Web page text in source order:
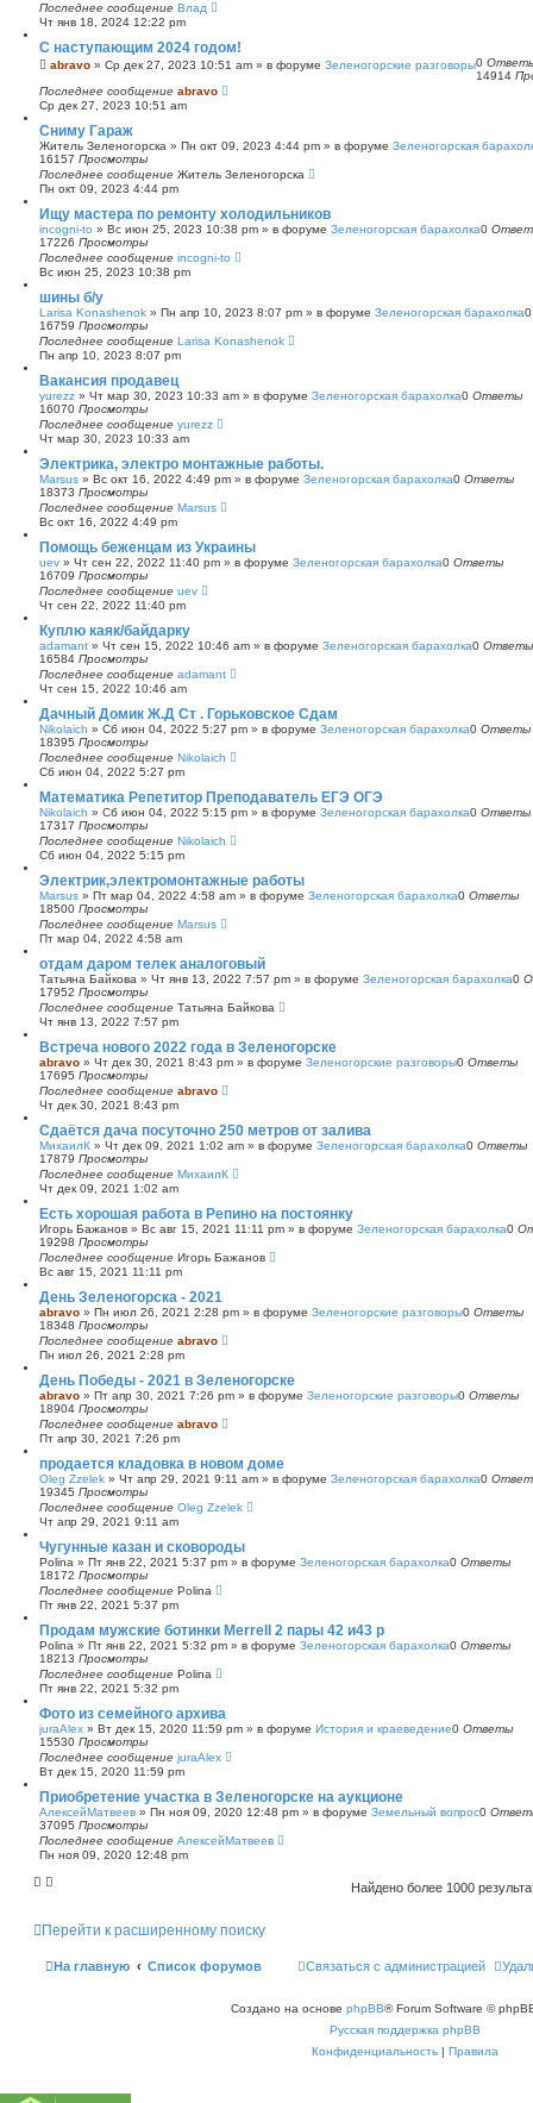
Последнее сообщение Влад
Чт янв 18, 2024 12:22 pm
С наступающим 2024 годом!
abravo » Ср дек 27, 2023 10:51 am » в форуме Зеленогорские разговоры0
14914
Последнее сообщение abravo
Ср дек 27, 2023 10:51 am
Сниму Гараж
Житель Зеленогорска » Пн окт 09, 2023 4:44 pm » в форуме Зеленогорская
16157 Просмотры
Последнее сообщение Житель Зеленогорска
Пн окт 09, 2023 4:44 pm
Ищу мастера по ремонту холодильников
incogni-to » Вс июн 25, 2023 10:38 pm » в форуме Зеленогорская барахолка0
17226 Просмотры
Последнее сообщение incogni-to
Вс июн 25, 2023 10:38 pm
шины б/у
Larisa Konashenok » Пн апр 10, 2023 8:07 pm » в форуме Зеленогорская барахолка
16759 Просмотры
Последнее сообщение Larisa Konashenok
Пн апр 10, 2023 8:07 pm
Вакансия продавец
yurezz » Чт мар 30, 2023 10:33 am » в форуме Зеленогорская барахолка0 Ответы
16070 Просмотры
Последнее сообщение yurezz
Чт мар 30, 2023 10:33 am
Электрика, электро монтажные работы.
Marsus » Вс окт 16, 2022 4:49 pm » в форуме Зеленогорская барахолка0 Ответы
18373 Просмотры
Последнее сообщение Marsus
Вс окт 16, 2022 4:49 pm
Помощь беженцам из Украины
uev » Чт сен 22, 2022 11:40 pm » в форуме Зеленогорская барахолка0 Ответы
16709 Просмотры
Последнее сообщение uev
Чт сен 22, 2022 11:40 pm
Куплю каяк/байдарку
adamant » Чт сен 15, 2022 10:46 am » в форуме Зеленогорская барахолка0 Ответы
16584 Просмотры
Последнее сообщение adamant
Чт сен 15, 2022 10:46 am
Дачный Домик Ж.Д Ст . Горьковское Сдам
Nikolaich » Сб июн 04, 2022 5:27 pm » в форуме Зеленогорская барахолка0 Ответы
18395 Просмотры
Последнее сообщение Nikolaich
Сб июн 04, 2022 5:27 pm
Математика Репетитор Преподаватель ЕГЭ ОГЭ
Nikolaich » Сб июн 04, 2022 5:15 pm » в форуме Зеленогорская барахолка0 Ответы
17317 Просмотры
Последнее сообщение Nikolaich
Сб июн 04, 2022 5:15 pm
Электрик,электромонтажные работы
Marsus » Пт мар 04, 2022 4:58 am » в форуме Зеленогорская барахолка0 Ответы
18500 Просмотры
Последнее сообщение Marsus
Пт мар 04, 2022 4:58 am
отдам даром телек аналоговый
Татьяна Байкова » Чт янв 13, 2022 7:57 pm » в форуме Зеленогорская барахолка0
17952 Просмотры
Последнее сообщение Татьяна Байкова
Чт янв 13, 2022 7:57 pm
Встреча нового 2022 года в Зеленогорске
abravo » Чт дек 30, 2021 8:43 pm » в форуме Зеленогорские разговоры0 Ответы
17695 Просмотры
Последнее сообщение abravo
Чт дек 30, 2021 8:43 pm
Сдаётся дача посуточно 250 метров от залива
МихаилК » Чт дек 09, 2021 1:02 am » в форуме Зеленогорская барахолка0 Ответы
17879 Просмотры
Последнее сообщение МихаилК
Чт дек 09, 2021 1:02 am
Есть хорошая работа в Репино на постоянку
Игорь Бажанов » Вс авг 15, 2021 11:11 pm » в форуме Зеленогорская барахолка0
19298 Просмотры
Последнее сообщение Игорь Бажанов
Вс авг 15, 2021 11:11 pm
День Зеленогорска - 2021
abravo » Пн июл 26, 2021 2:28 pm » в форуме Зеленогорские разговоры0 Ответы
18348 Просмотры
Последнее сообщение abravo
Пн июл 26, 2021 2:28 pm
День Победы - 2021 в Зеленогорске
abravo » Пт апр 30, 2021 7:26 pm » в форуме Зеленогорские разговоры0 Ответы
18904 Просмотры
Последнее сообщение abravo
Пт апр 30, 2021 7:26 pm
продается кладовка в новом доме
Oleg Zzelek » Чт апр 29, 2021 9:11 am » в форуме Зеленогорская барахолка0
19345 Просмотры
Последнее сообщение Oleg Zzelek
Чт апр 29, 2021 9:11 am
Чугунные казан и сковороды
Polina » Пт янв 22, 2021 5:37 pm » в форуме Зеленогорская барахолка0 Ответы
18172 Просмотры
Последнее сообщение Polina
Пт янв 22, 2021 5:37 pm
Продам мужские ботинки Merrell 2 пары 42 и43 р
Polina » Пт янв 22, 2021 5:32 pm » в форуме Зеленогорская барахолка0 Ответы
18213 Просмотры
Последнее сообщение Polina
Пт янв 22, 2021 5:32 pm
Фото из семейного архива
juraAlex » Вт дек 15, 2020 11:59 pm » в форуме История и краеведение0 Ответы
15530 Просмотры
Последнее сообщение juraAlex
Вт дек 15, 2020 11:59 pm
Приобретение участка в Зеленогорске на аукционе
АлексейМатвеев » Пн ноя 09, 2020 12:48 pm » в форуме Земельный вопрос0
37095 Просмотры
Последнее сообщение АлексейМатвеев
Пн ноя 09, 2020 12:48 pm
Найдено более 1000
Перейти к расширенному поиску
На главную Список форумов Связаться с администрацией
Создано на основе phpBB® Forum Software ©
Русская поддержка phpBB
Конфиденциальность | Правила